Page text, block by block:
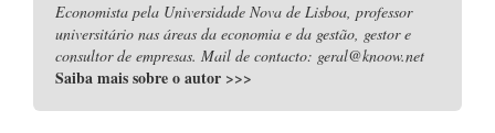
Economista pela Universidade Nova de Lisboa, professor
universitário nas áreas da economia e da gestão, gestor e
consultor de empresas. Mail de contacto: geral@knoow.net
Saiba mais sobre o autor >>>